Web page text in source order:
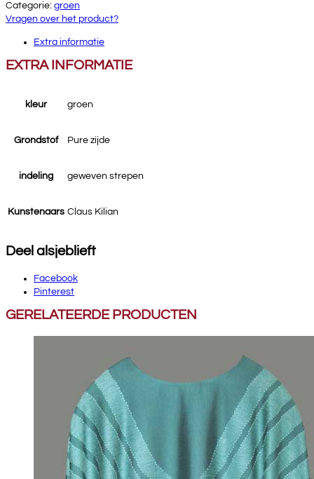
Categorie: groen
Vragen over het product?
Extra informatie
EXTRA INFORMATIE
kleur groen
Grondstof Pure zijde
indeling geweven strepen
Kunstenaars Claus Kilian
Deel alsjeblieft
Facebook
Pinterest
GERELATEERDE PRODUCTEN